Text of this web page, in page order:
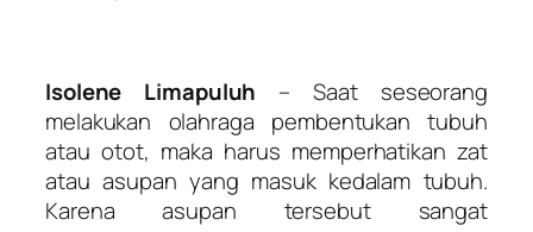
Isolene Limapuluh – Saat seseorang
melakukan olahraga pembentukan tubuh
atau otot, maka harus memperhatikan zat
atau asupan yang masuk kedalam tubuh.
Karena asupan tersebut sangat